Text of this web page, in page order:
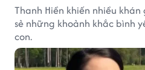
Thanh Hiền khiến nhiều
sẻ những khoảnh khắc bình
con.